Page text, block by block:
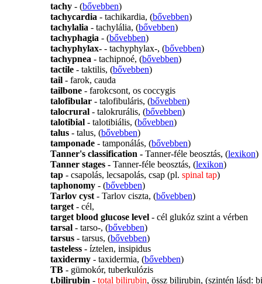
tachy- (bővebben)
tachycardia - tachikardia, (bővebben)
tachylalia - tachylália, (bővebben)
tachyphagia - (bővebben)
tachyphylax-- tachyphylax-, (bővebben)
tachypnea - tachipnoé, (bővebben)
tactile- taktilis, (bővebben)
tail- farok, cauda
tailbone- farokcsont, os coccygis
talofibular- talofibuláris, (bővebben)
talocrural- talokrurális, (bővebben)
talotibial- talotibiális, (bővebben)
talus- talus, (bővebben)
tamponade- tamponálás, (bővebben)
Tanner's classification - Tanner-féle beosztás, (lexikon)
Tanner stages - Tanner-féle beosztás, (lexikon)
tap - csapolás, lecsapolás, csap (pl. spinal tap)
taphonomy- (bővebben)
Tarlov cyst- Tarlov ciszta, (bővebben)
target- cél,
target blood glucose level - cél glukóz szint a vérben
tarsal- tarso-, (bővebben)
tarsus- tarsus, (bővebben)
tasteless- íztelen, insipidus
taxidermy- taxidermia, (bővebben)
TB- gümokór, tuberkulózis
t.bilirubin - total bilirubin, össz bilirubin, (szintén lásd: